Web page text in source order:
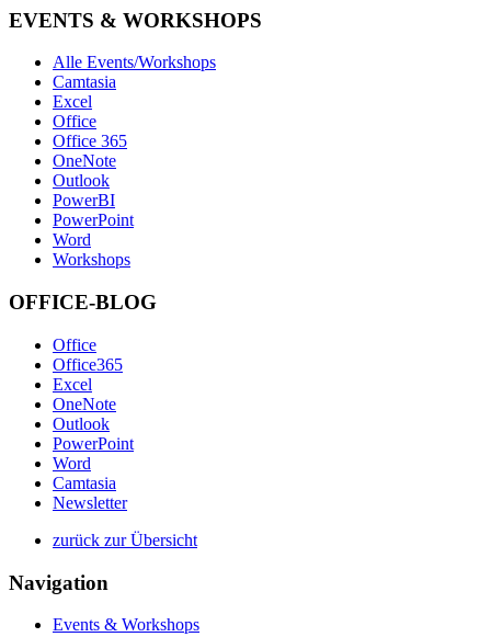
EVENTS & WORKSHOPS
Alle Events/Workshops
Camtasia
Excel
Office
Office 365
OneNote
Outlook
PowerBI
PowerPoint
Word
Workshops
OFFICE-BLOG
Office
Office365
Excel
OneNote
Outlook
PowerPoint
Word
Camtasia
Newsletter
zurück zur Übersicht
Navigation
Events & Workshops